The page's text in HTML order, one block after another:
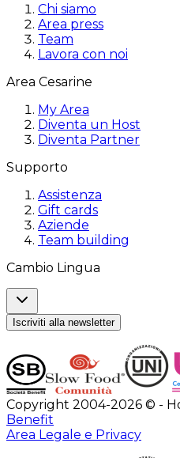
Chi siamo
Area press
Team
Lavora con noi
Area Cesarine
My Area
Diventa un Host
Diventa Partner
Supporto
Assistenza
Gift cards
Aziende
Team building
Cambio Lingua
Iscriviti alla newsletter
Copyright 2004-2026 © -
Benefit
Area Legale e Privacy